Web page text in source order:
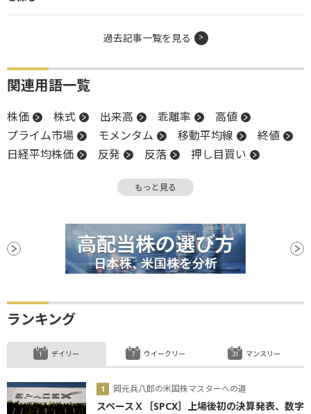
過去記事一覧を見る
関連用語一覧
株価 株式 出来高 乖離率
高値
プライム市場
モメンタム 移動平均線
終値
日経平均株価
反発 反落
押し目買い
もっと見る
ランキング
デイリー
岡元兵八郎の米国株マスターへの道
スペースＸ［SPCX］上場後初の決算発表、数字
ウイークリー マンスリー